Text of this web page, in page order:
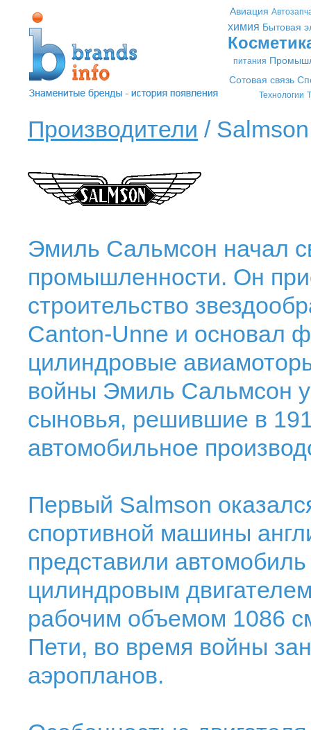
Авиация
химия Бытовая
питания
Сотовая связь
Технологии
Производители /
Эмиль Сальмсон начал
промышленности. Он
строительство
Canton-Unne и основал
цилиндровые
войны Эмиль Сальмсон
сыновья, решившие в
автомобильное
Первый Salmson
спортивной машины
представили
цилиндровым
рабочим объемом 1086
Пети, во время войны
аэропланов.